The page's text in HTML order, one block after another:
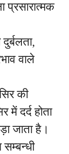
प्रसारात्मक
वाले
की
में दर्द होता
जाता है।